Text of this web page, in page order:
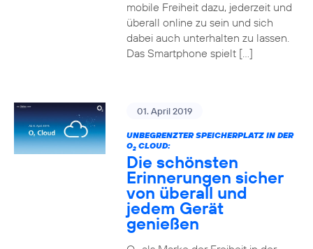
mobile Freiheit dazu, jederzeit und
überall online zu sein und sich
dabei auch unterhalten zu lassen.
Das Smartphone spielt […]
01. April 2019
UNBEGRENZTER SPEICHERPLATZ IN DER
O2CLOUD:
Die schönsten
Erinnerungen sicher
von überall und
jedem Gerät
genießen